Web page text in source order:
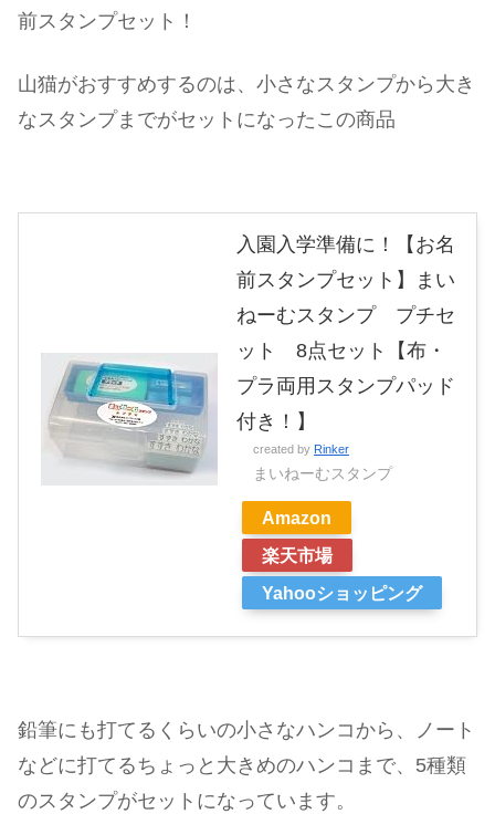
前スタンプセット！
山猫がおすすめするのは、小さなスタンプから大き
なスタンプまでがセットになったこの商品
入園入学準備に！【お名
前スタンプセット】まい
ねーむスタンプ プチセ
ット 8点セット【布・
プラ両用スタンプパッド
付き！】
created by Rinker
まいねーむスタンプ
Amazon
楽天市場
Yahooショッピング
鉛筆にも打てるくらいの小さなハンコから、ノート
などに打てるちょっと大きめのハンコまで、5種類
のスタンプがセットになっています。